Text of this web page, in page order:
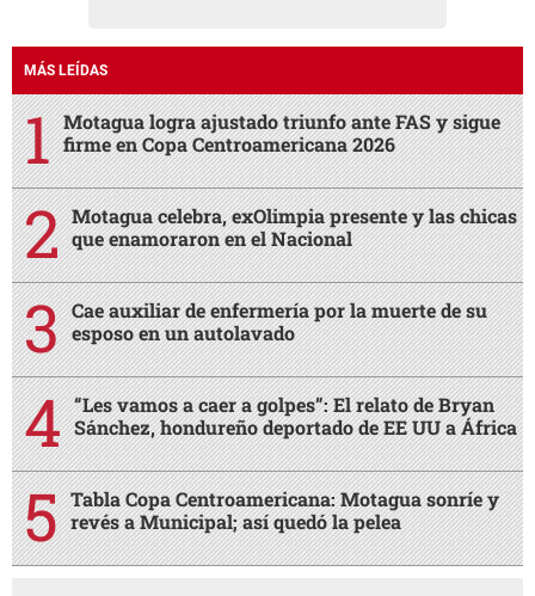
MÁS LEÍDAS
Motagua logra ajustado triunfo ante FAS y sigue
firme en Copa Centroamericana 2026
Motagua celebra, exOlimpia presente y las chicas
que enamoraron en el Nacional
Cae auxiliar de enfermería por la muerte de su
esposo en un autolavado
“Les vamos a caer a golpes”: El relato de Bryan
Sánchez, hondureño deportado de EE UU a África
Tabla Copa Centroamericana: Motagua sonríe y
revés a Municipal; así quedó la pelea